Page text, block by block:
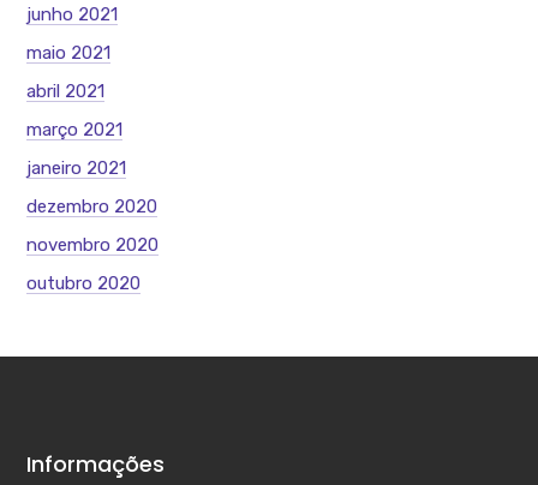
junho 2021
maio 2021
abril 2021
março 2021
janeiro 2021
dezembro 2020
novembro 2020
outubro 2020
Informações